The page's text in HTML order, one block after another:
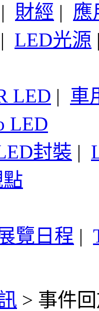
| 財經 | 應
| LED光源
LED | 車
LED
封裝 |
覽日程 |
> 事件